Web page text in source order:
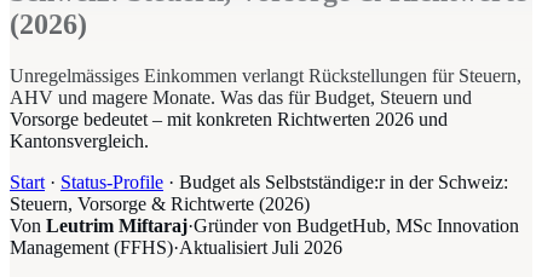
(2026)
Unregelmässiges Einkommen verlangt Rückstellungen für Steuern,
AHV und magere Monate. Was das für Budget, Steuern und
Vorsorge bedeutet – mit konkreten Richtwerten 2026 und
Kantonsvergleich.
Start · Status-Profile · Budget als Selbstständige:r in der Schweiz:
Steuern, Vorsorge & Richtwerte (2026)
Von Leutrim Miftaraj·Gründer von BudgetHub, MSc Innovation
Management (FFHS)·Aktualisiert Juli 2026